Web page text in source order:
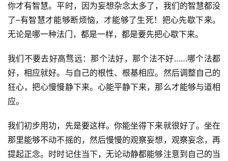
资
讯
你才有智慧。平时，因为妄想杂念太多了，我们的智慧都没
了–有智慧才能够断烦恼，才能够了生死！把心先歇下来。
无论是哪一种法门，都是一样，都是要先把心歇下来。
我们不要去好高骛远：那个法好，那个法不好……哪个法都
好，相应就好。与自己的根性、根基相应。然后调整自己的
狂心，把心慢慢静下来。心能平静下来，那么才能够与道相
应。
我们初步用功，先是要这样。你能坐得下来就很好了。坐在
那里能够不动不摇的，然后慢慢的观察妄想，观察妄念，再
提起正念。时时记住当下，无论动静都能够注意到自己的当